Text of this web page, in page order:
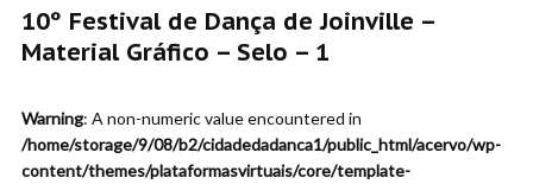
10º Festival de Dança de Joinville –
Material Gráfico – Selo – 1
Warning: A non-numeric value encountered in
/home/storage/9/08/b2/cidadedadanca1/public_html/acervo/wp-
content/themes/plataformasvirtuais/core/template-